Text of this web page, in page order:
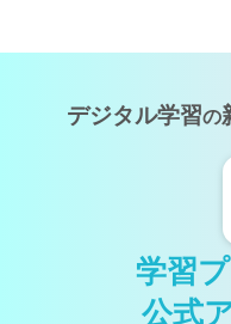
デジタル学習の
学習
公式